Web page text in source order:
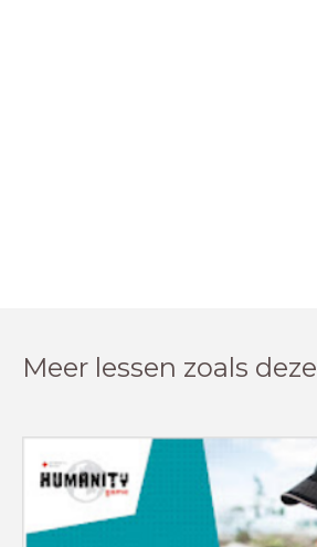
Meer lessen zoals deze